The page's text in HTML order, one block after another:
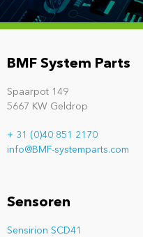
BMF System Parts
Spaarpot 149
5667 KW Geldrop
+ 31 (0)40 851 2170
info@BMF-systemparts.com
Sensoren
Sensirion SCD41